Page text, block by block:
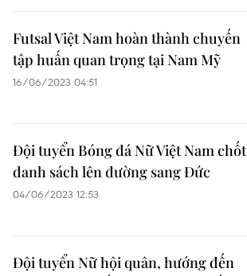
Futsal Việt Nam hoàn thành chuyến
tập huấn quan trọng tại Nam Mỹ
16/06/2023 04:51
Đội tuyển Bóng đá Nữ Việt Nam chốt
danh sách lên đường sang Đức
04/06/2023 12:53
Đội tuyển Nữ hội quân, hướng đến